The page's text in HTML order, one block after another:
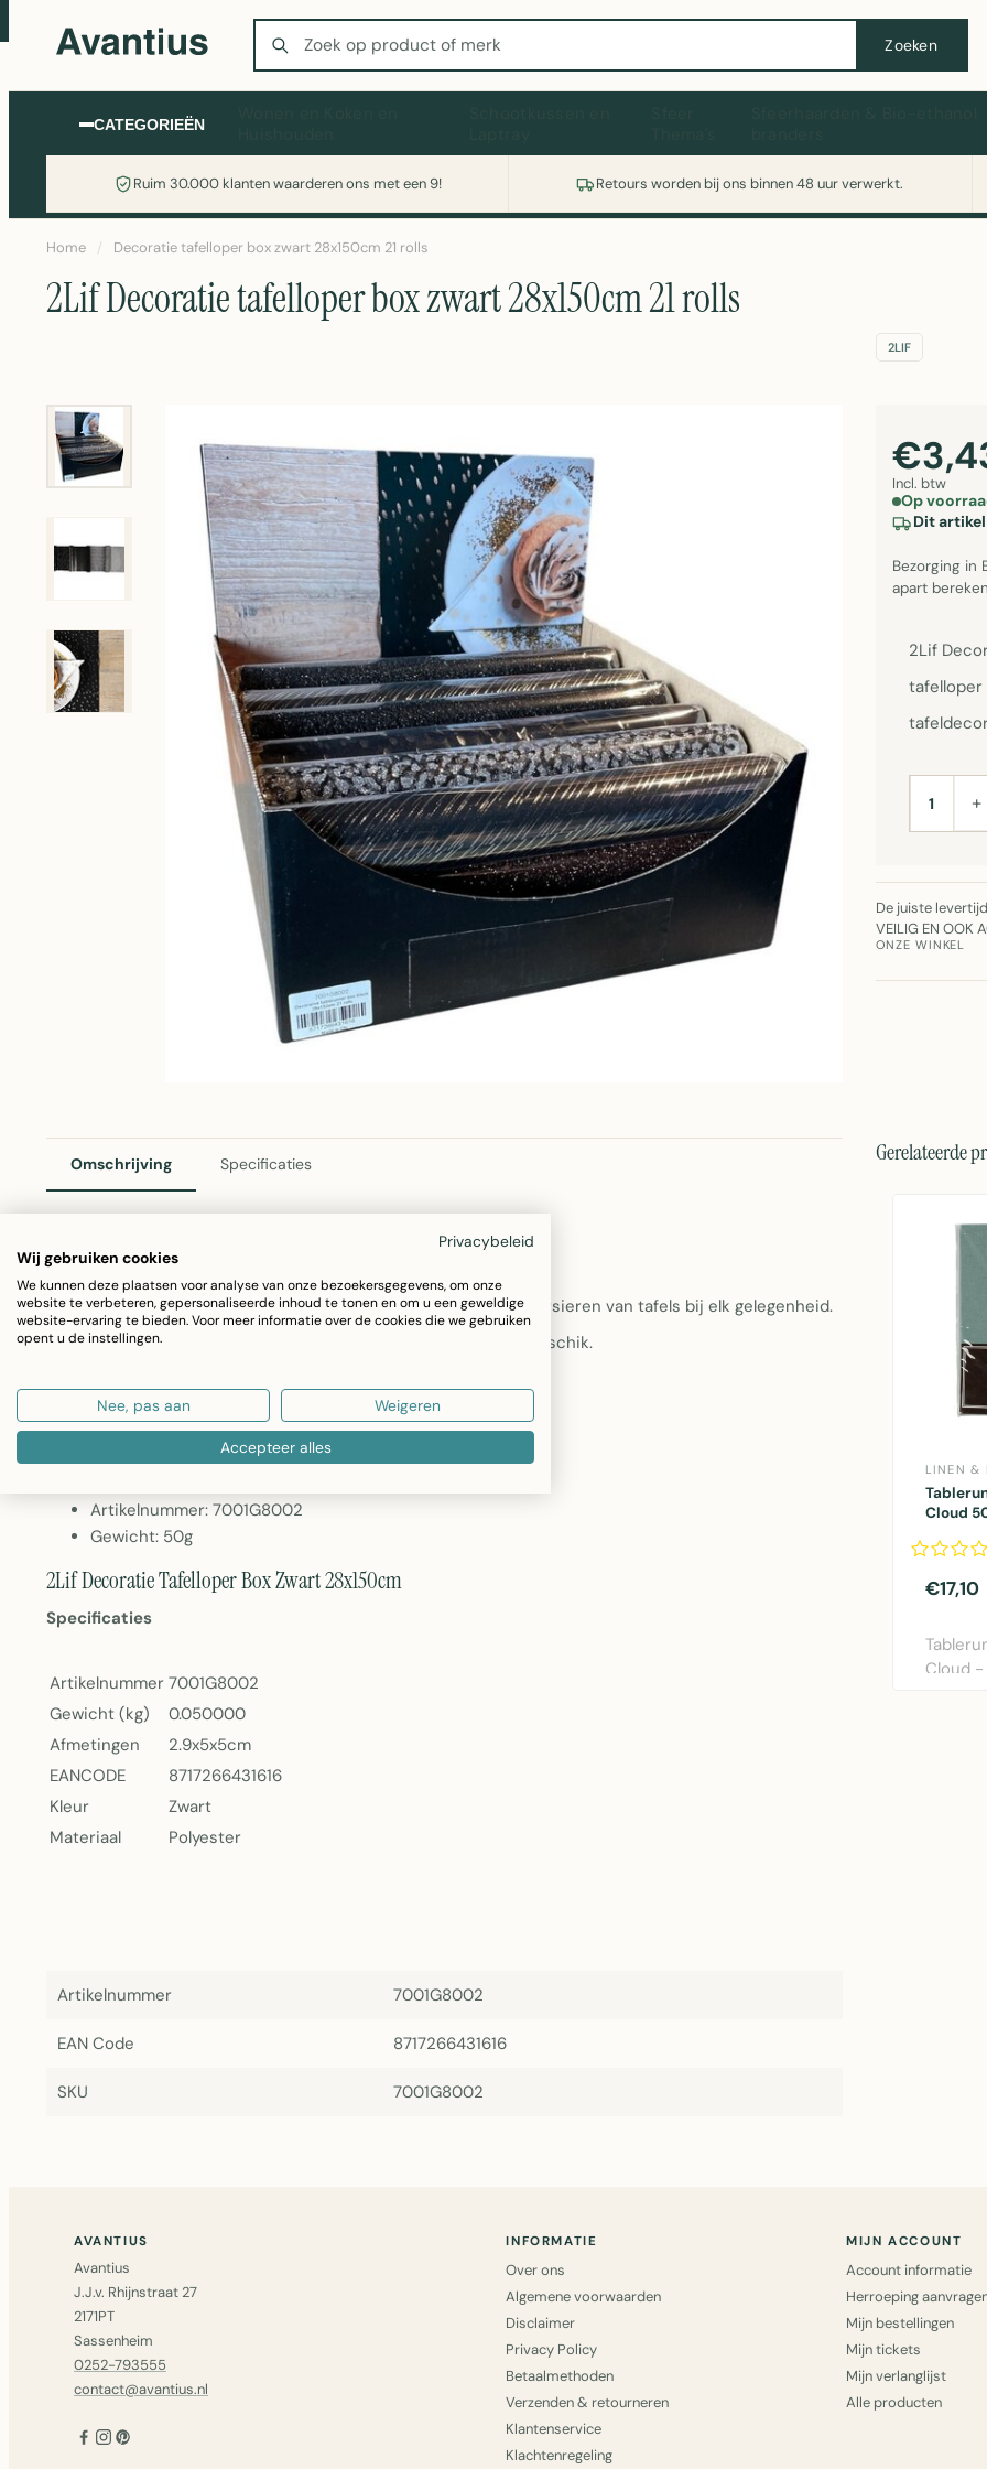
Zoeken
Zoeken
CATEGORIEËN
Ruim 30.000 klanten waarderen ons met een 9! Retours worden bij ons binnen 48 uur verwerkt.
Wasmachine of koelkast nodig? Vergelijk alle prijzen op Witgoedaanbod.nl
Home / Decoratie tafelloper box zwart 28x150cm 21 rolls
2Lif Decoratie tafelloper box zwart 28x150cm 21 rolls
2LIF
Incl. btw
Op
Dit
Bezorging in
apart
2Lif
tafelloper
AANTAL+
De juiste
VEILIG EN OOK
ONZE WINKEL
Omschrijving Specificaties
2Lif Decoratie Tafelloper Box Zwart 28x150cm
Elegante polyester tafelloper in klassiek zwart. Ideaal voor het versieren van tafels bij elk gelegenheid.
Deze decoratieve tafelloper voegt stijl en klasse toe aan uw tafelschik.
Afmetingen: 28x150cm
Materiaal: Polyester
Artikelnummer: 7001G8002
Gewicht: 50g
2Lif Decoratie Tafelloper Box Zwart 28x150cm
Specificaties
Artikelnummer 7001G8002
Gewicht (kg)
0.050000
Afmetingen
2.9x5x5cm
EANCODE
8717266431616
Kleur
Zwart
Materiaal
Polyester
Artikelnummer 7001G8002
EAN Code 8717266431616
SKU 7001G8002
Gerelateerde
LINEN &
Cloud
€17,10
Cloud -
AVANTIUS
Avantius
J.J.v. Rhijnstraat 27
2171PT
Sassenheim
0252-793555
contact@avantius.nl
INFORMATIE
Over ons
Algemene voorwaarden
Disclaimer
Privacy Policy
Betaalmethoden
Verzenden & retourneren
Klantenservice
Klachtenregeling
MIJN ACCOUNT
Account informatie
Herroeping
Mijn bestellingen
Mijn tickets
Mijn verlanglijst
Alle producten
Privacybeleid
Wij gebruiken cookies
We kunnen deze plaatsen voor analyse van onze bezoekersgegevens, om onze
website te verbeteren, gepersonaliseerde inhoud te tonen en om u een geweldige
website-ervaring te bieden. Voor meer informatie over de cookies die we gebruiken
opent u de instellingen.
Nee, pas aan Weigeren
Accepteer alles